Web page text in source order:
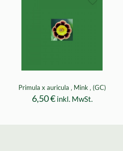
Primula x auricula ‚ Mink ‚ (GC)
6,50€ inkl. MwSt.